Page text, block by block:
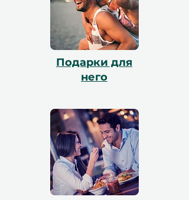
включают бесплатный обмен.
Подарки для
него